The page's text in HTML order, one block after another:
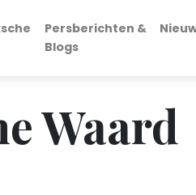
Persberichten &
Blogs
Waard